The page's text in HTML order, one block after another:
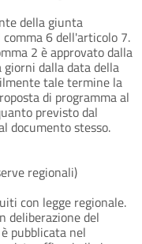
della giunta
6 dell'articolo 7.
2 è approvato dalla
dalla data della
tale termine la
di programma al
previsto dal
documento stesso.
regionali)
con legge regionale.
deliberazione del
pubblicata nel